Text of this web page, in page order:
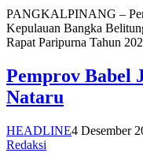
PANGKALPINANG –
Kepulauan Bangka
Rapat Paripurna Tahun
Pemprov Babel
Nataru
HEADLINE4 Desember
Redaksi